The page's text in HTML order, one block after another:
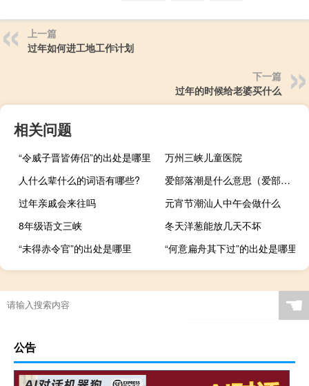
上一篇
过年如何进工地工作计划
下一篇
过年的时候给老婆买什么
相关问题
“令威子晋皆俦侣”的出处是哪里
万州三峡儿童医院
人什么辈什么的词语有哪些?
爱部落潮是什么意思（爱部落）
过年亲戚会来往吗
元宵节潮汕人中午会做什么
8年级语文三峡
冬天洋葱能放几天不坏
“未得赤令官”的出处是哪里
“何意扁舟其下过”的出处是哪里
☚
公告